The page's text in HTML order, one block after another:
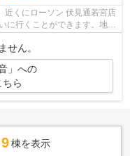
近くにローソン 伏見通若宮店
行くことができます。地上
せん。
」への
ら
棟を表示